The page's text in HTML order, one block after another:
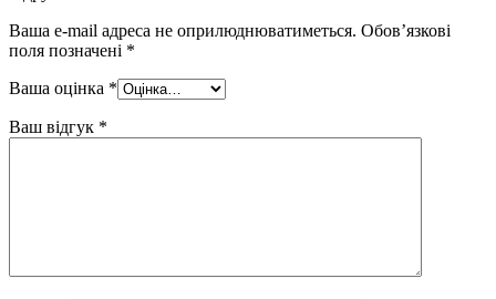
Ваша e-mail адреса не оприлюднюватиметься. Обов’язкові
поля позначені *
Ваша оцінка *
Ваш відгук *